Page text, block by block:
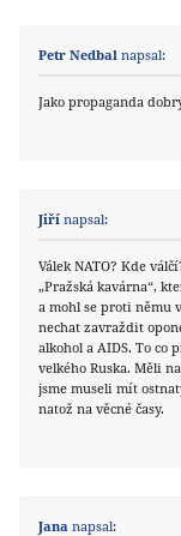
Petr Nedbal napsal:
Jako propaganda
Jiří napsal:
Válek NATO? Kde
„Pražská kavárna“,
a mohl se proti němu
nechat zavraždit
alkohol a AIDS. To co
velkého Ruska. Měli
jsme museli mít
natož na věcné časy.
Jana napsal: